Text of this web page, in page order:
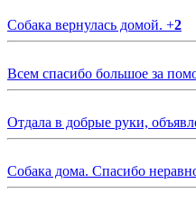
Собака вернулась домой. +2
Всем спасибо большое за
Отдала в добрые руки,
Собака дома. Спасибо